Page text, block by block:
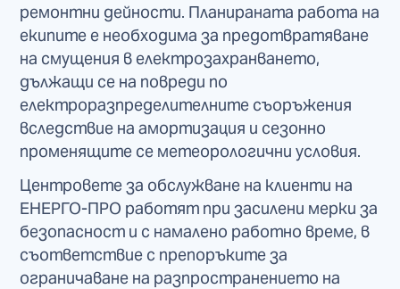
ремонтни дейности. Планираната работа на
екипите е необходима за предотвратяване
на смущения в електрозахранването,
дължащи се на повреди по
електроразпределителните съоръжения
вследствие на амортизация и сезонно
променящите се метеорологични условия.
Центровете за обслужване на клиенти на
ЕНЕРГО-ПРО работят при засилени мерки за
безопасност и с намалено работно време, в
съответствие с препоръките за
ограничаване на разпространението на